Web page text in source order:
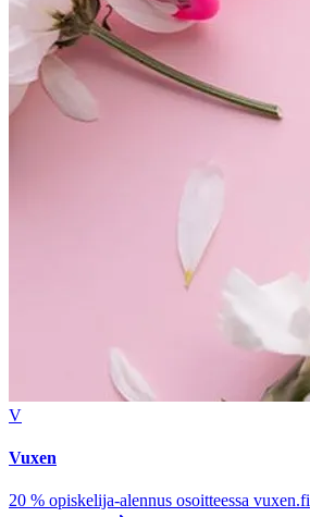
V
Vuxen
20 % opiskelija-alennus osoitteessa vuxen.fi